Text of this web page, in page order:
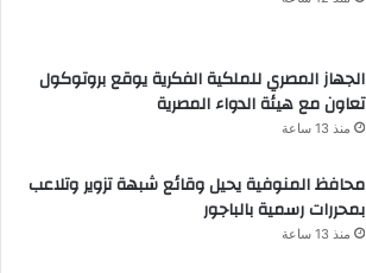
الجهاز المصري للملكية الفكرية يوقع بروتوكول
تعاون مع هيئة الدواء المصرية
منذ 13 ساعة
محافظ المنوفية يحيل وقائع شبهة تزوير وتلاعب
بمحررات رسمية بالباجور
منذ 13 ساعة